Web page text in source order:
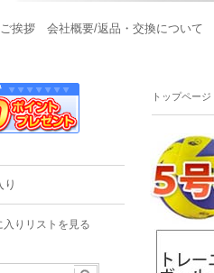
ご挨拶 会社概要/返品・交換について
トップページ
り
入りリストを見る